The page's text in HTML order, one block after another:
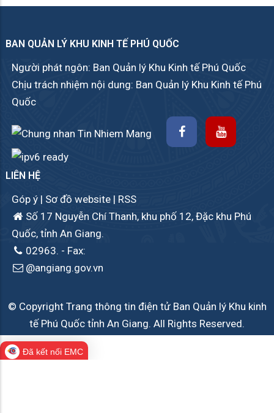
BAN QUẢN LÝ KHU KINH TẾ PHÚ QUỐC
Người phát ngôn: Ban Quản lý Khu Kinh tế Phú Quốc
Chịu trách nhiệm nội dung: Ban Quản lý Khu Kinh tế Phú
Quốc
LIÊN HỆ
Góp ý | Sơ đồ website | RSS
Số 17 Nguyễn Chí Thanh, khu phố 12, Đặc khu Phú
Quốc, tỉnh An Giang.
02963. - Fax:
@angiang.gov.vn
© Copyright Trang thông tin điện tử Ban Quản lý Khu kinh
tế Phú Quốc tỉnh An Giang. All Rights Reserved.
Đã kết nối EMC